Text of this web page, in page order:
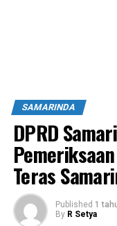
SAMARINDA
DPRD
Teras
Published 1
By R Setya